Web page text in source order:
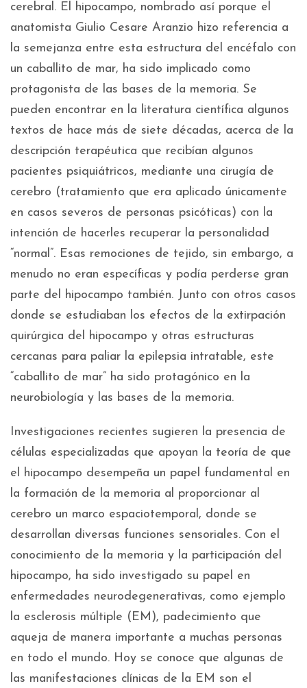
cerebral. El hipocampo, nombrado así porque el
anatomista Giulio Cesare Aranzio hizo referencia a
la semejanza entre esta estructura del encéfalo con
un caballito de mar, ha sido implicado como
protagonista de las bases de la memoria. Se
pueden encontrar en la literatura científica algunos
textos de hace más de siete décadas, acerca de la
descripción terapéutica que recibían algunos
pacientes psiquiátricos, mediante una cirugía de
cerebro (tratamiento que era aplicado únicamente
en casos severos de personas psicóticas) con la
intención de hacerles recuperar la personalidad
“normal”. Esas remociones de tejido, sin embargo, a
menudo no eran específicas y podía perderse gran
parte del hipocampo también. Junto con otros casos
donde se estudiaban los efectos de la extirpación
quirúrgica del hipocampo y otras estructuras
cercanas para paliar la epilepsia intratable, este
“caballito de mar” ha sido protagónico en la
neurobiología y las bases de la memoria.
Investigaciones recientes sugieren la presencia de
células especializadas que apoyan la teoría de que
el hipocampo desempeña un papel fundamental en
la formación de la memoria al proporcionar al
cerebro un marco espaciotemporal, donde se
desarrollan diversas funciones sensoriales. Con el
conocimiento de la memoria y la participación del
hipocampo, ha sido investigado su papel en
enfermedades neurodegenerativas, como ejemplo
la esclerosis múltiple (EM), padecimiento que
aqueja de manera importante a muchas personas
en todo el mundo. Hoy se conoce que algunas de
las manifestaciones clínicas de la EM son el